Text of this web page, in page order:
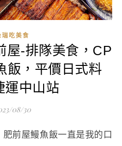
瑞吃美食
屋-排隊美食，CP
飯，平價日式料
運中山站
08/30